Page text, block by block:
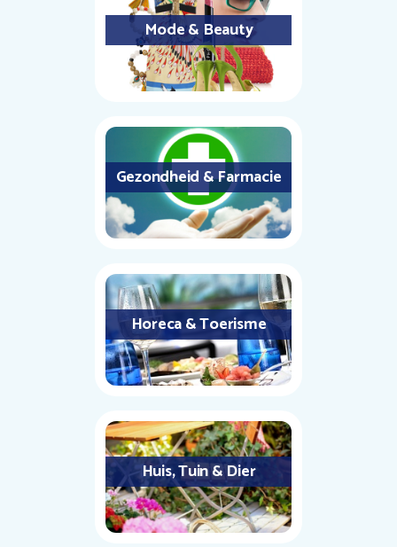
Mode & Beauty
Gezondheid & Farmacie
Horeca & Toerisme
Huis, Tuin & Dier